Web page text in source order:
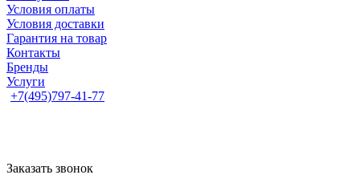
Условия оплаты
Условия доставки
Гарантия на товар
Контакты
Бренды
Услуги
+7(495)797-41-77
Заказать звонок